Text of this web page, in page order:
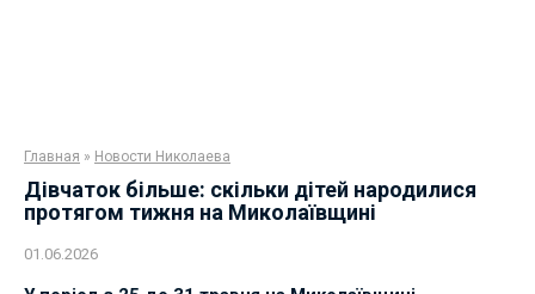
Главная » Новости Николаева
Дівчаток більше: скільки дітей народилися
протягом тижня на Миколаївщині
01.06.2026